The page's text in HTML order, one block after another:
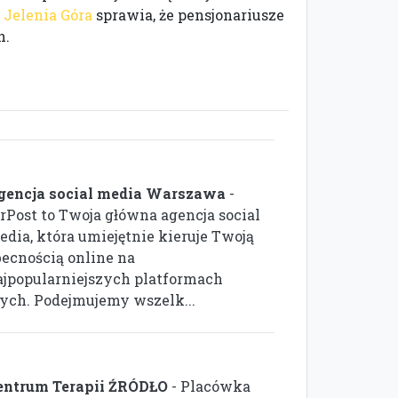
Góra sprawia, że pensjonariusze
social media Warszawa -
to Twoja główna agencja social
która umiejętnie kieruje Twoją
online na
platformach
Podejmujemy wszelk...
Terapii ŹRÓDŁO - Placówka